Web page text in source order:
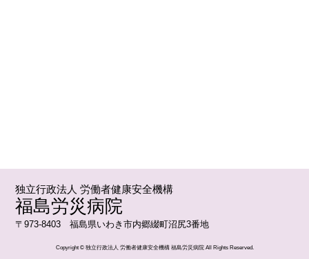
独立行政法人 労働者健康安全機構
福島労災病院
〒973-8403 福島県いわき市内郷綴町沼尻3番地
Copyright © 独立行政法人 労働者健康安全機構 福島労災病院 All Rights Reserved.